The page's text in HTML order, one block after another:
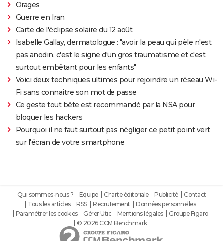
Orages
Guerre en Iran
Carte de l'éclipse solaire du 12 août
Isabelle Gallay, dermatologue : "avoir la peau qui pèle n'est
pas anodin, c'est le signe d'un gros traumatisme et c'est
surtout embêtant pour les enfants"
Voici deux techniques ultimes pour rejoindre un réseau Wi-
Fi sans connaitre son mot de passe
Ce geste tout bête est recommandé par la NSA pour
bloquer les hackers
Pourquoi il ne faut surtout pas négliger ce petit point vert
sur l'écran de votre smartphone
Qui sommes-nous ? Equipe Charte éditoriale Publicité
Contact
Tous les articles
RSS Recrutement
Données personnelles
Paramétrer les cookies
Gérer Utiq Mentions légales
Groupe Figaro
© 2026 CCM Benchmark